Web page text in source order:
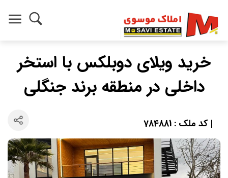
خرید ویلای دوبلکس با استخر
داخلی در منطقه برند جنگلی
| کد ملک : 784881